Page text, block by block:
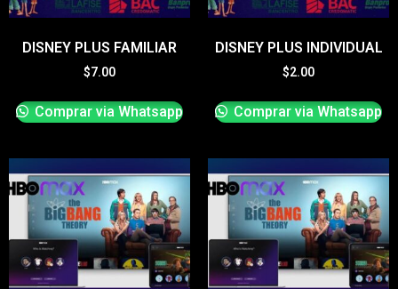
DISNEY PLUS FAMILIAR
$7.00
Comprar via Whatsapp
DISNEY PLUS INDIVIDUAL
$2.00
Comprar via Whatsapp